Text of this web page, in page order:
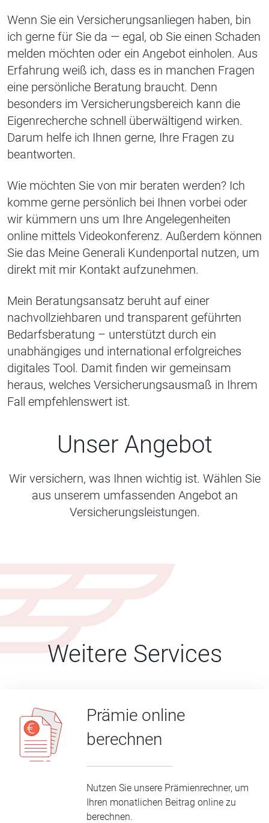
Wenn Sie ein Versicherungsanliegen haben, bin
ich gerne für Sie da — egal, ob Sie einen Schaden
melden möchten oder ein Angebot einholen. Aus
Erfahrung weiß ich, dass es in manchen Fragen
eine persönliche Beratung braucht. Denn
besonders im Versicherungsbereich kann die
Eigenrecherche schnell überwältigend wirken.
Darum helfe ich Ihnen gerne, Ihre Fragen zu
beantworten.
Wie möchten Sie von mir beraten werden? Ich
komme gerne persönlich bei Ihnen vorbei oder
wir kümmern uns um Ihre Angelegenheiten
online mittels Videokonferenz. Außerdem können
Sie das Meine Generali Kundenportal nutzen, um
direkt mit mir Kontakt aufzunehmen.
Mein Beratungsansatz beruht auf einer
nachvollziehbaren und transparent geführten
Bedarfsberatung – unterstützt durch ein
unabhängiges und international erfolgreiches
digitales Tool. Damit finden wir gemeinsam
heraus, welches Versicherungsausmaß in Ihrem
Fall empfehlenswert ist.
Unser Angebot
Wir versichern, was Ihnen wichtig ist. Wählen Sie
aus unserem umfassenden Angebot an
Versicherungsleistungen.
Weitere Services
Prämie online
berechnen
Nutzen Sie unsere Prämienrechner, um
Ihren monatlichen Beitrag online zu
berechnen.